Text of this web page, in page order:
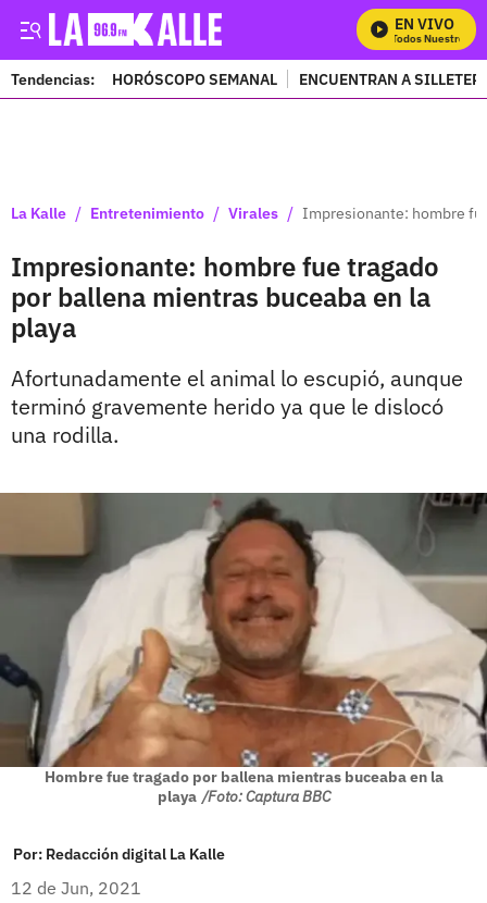
EN VIVO
Mira Todos Nuestros
Tendencias: HORÓSCOPO SEMANAL ENCUENTRAN A
La Kalle / Entretenimiento / Virales / Impresionante: hombre
Impresionante: hombre fue tragado
por ballena mientras buceaba en la
playa
Afortunadamente el animal lo escupió, aunque
terminó gravemente herido ya que le dislocó
una rodilla.
Hombre fue tragado por ballena mientras buceaba en la
playa /Foto: Captura BBC
Por: Redacción digital La Kalle
12 de Jun, 2021